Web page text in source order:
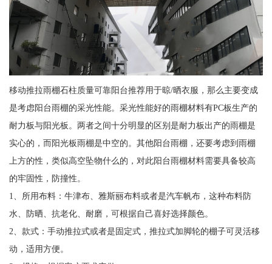
移动推拉雨棚石柱质量可靠阳台推荐用于晾/晒衣服，那么主要变成
是考虑阳台雨棚的采光性能。采光性能好的雨棚材料有PC板生产的
耐力板与阳光板。两者之间十分明显的区别是耐力板出产的雨棚是
实心的，而阳光板雨棚是中空的。其他阳台雨棚，还要考虑到雨棚
上方的性，类似高空坠物什么的，对此阳台雨棚材料需要具备较高
的牢固性，防撞性。
1、所用布料：牛津布、雅斯丽布料或者是汽车帆布，这种布料防
水、防晒、抗老化、耐磨，可根据自己喜好选择颜色。
2、款式：手动推拉式或者是固定式，推拉式加脚轮的棚子可灵活移
动，适用方便。